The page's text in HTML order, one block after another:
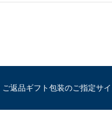
ご返品ギフト包装のご指定サ